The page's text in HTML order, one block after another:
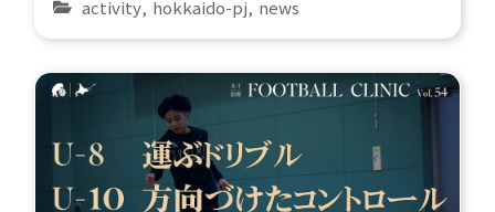
activity, hokkaido-pj, news